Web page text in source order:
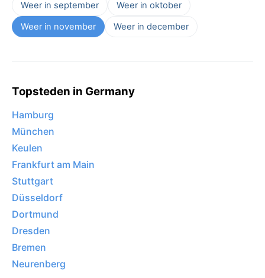
Weer in september
Weer in oktober
Weer in november
Weer in december
Topsteden in Germany
Hamburg
München
Keulen
Frankfurt am Main
Stuttgart
Düsseldorf
Dortmund
Dresden
Bremen
Neurenberg